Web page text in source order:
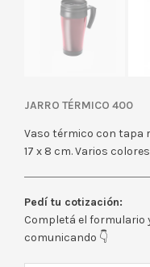
JARRO TÉRMICO 400
Vaso térmico con tapa
17 x 8 cm. Varios
Pedí tu cotización:
Completá el formulario
comunicando 👇